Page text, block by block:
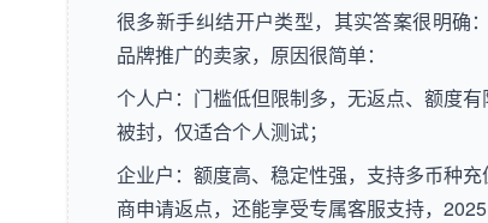
很多新手纠结开户类型，其实答案很明确：
品牌推广的卖家，原因很简单：
个人户：门槛低但限制多，无返点、额度
被封，仅适合个人测试；
企业户：额度高、稳定性强，支持多币种
商申请返点，还能享受专属客服支持，2025